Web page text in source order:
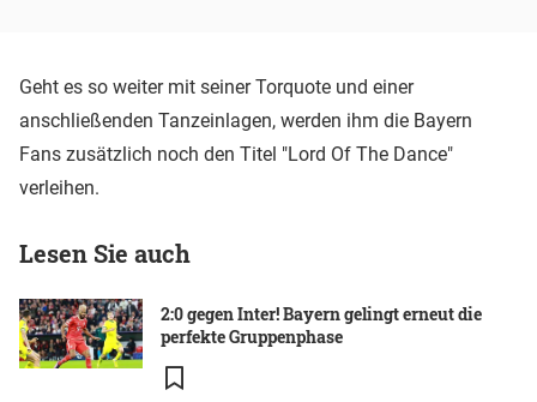
Geht es so weiter mit seiner Torquote und einer
anschließenden Tanzeinlagen, werden ihm die Bayern
Fans zusätzlich noch den Titel "Lord Of The Dance"
verleihen.
Lesen Sie auch
2:0 gegen Inter! Bayern gelingt erneut die
perfekte Gruppenphase